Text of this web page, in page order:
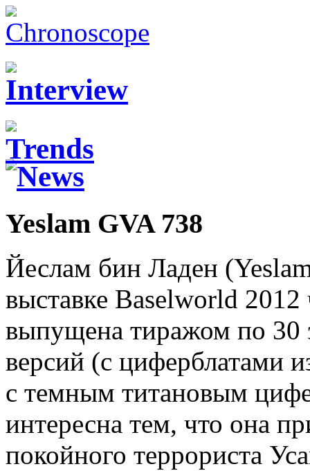
Yeslam GVA 738
Йеслам бин Ладен
выставке Baselworld
выпущена тиражом по 30
версий (с циферблатами
с темным титановым
интересна тем, что она
покойного террориста